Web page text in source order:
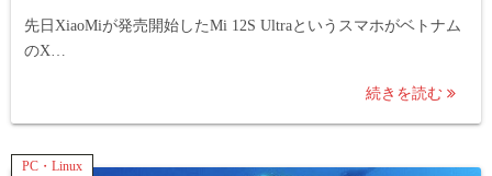
先日XiaoMiが発売開始したMi 12S Ultraというスマホがベトナム
のX…
続きを読む
PC・Linux